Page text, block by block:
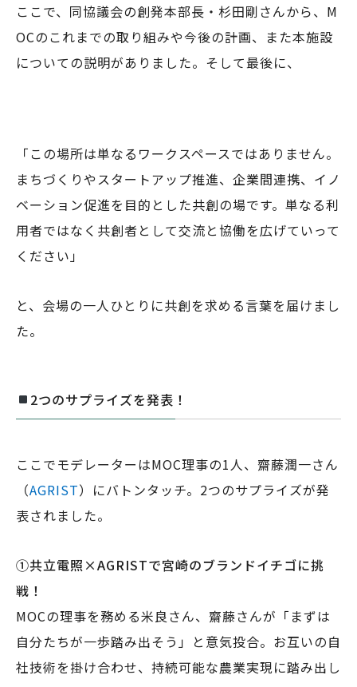
ここで、同協議会の創発本部長・杉田剛さんから、M
OCのこれまでの取り組みや今後の計画、また本施設
についての説明がありました。そして最後に、
「この場所は単なるワークスペースではありません。
まちづくりやスタートアップ推進、企業間連携、イノ
ベーション促進を目的とした共創の場です。単なる利
用者ではなく共創者として交流と協働を広げていって
ください」
と、会場の一人ひとりに共創を求める言葉を届けまし
た。
2つのサプライズを発表！
ここでモデレーターはMOC理事の1人、齋藤潤一さん
（AGRIST）にバトンタッチ。2つのサプライズが発
表されました。
①共立電照×AGRISTで宮崎のブランドイチゴに挑
戦！
MOCの理事を務める米良さん、齋藤さんが「まずは
自分たちが一歩踏み出そう」と意気投合。お互いの自
社技術を掛け合わせ、持続可能な農業実現に踏み出し